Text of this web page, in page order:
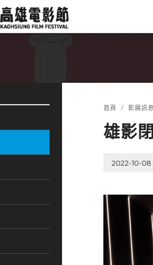
首頁 影展訊
雄影
2022-10-08